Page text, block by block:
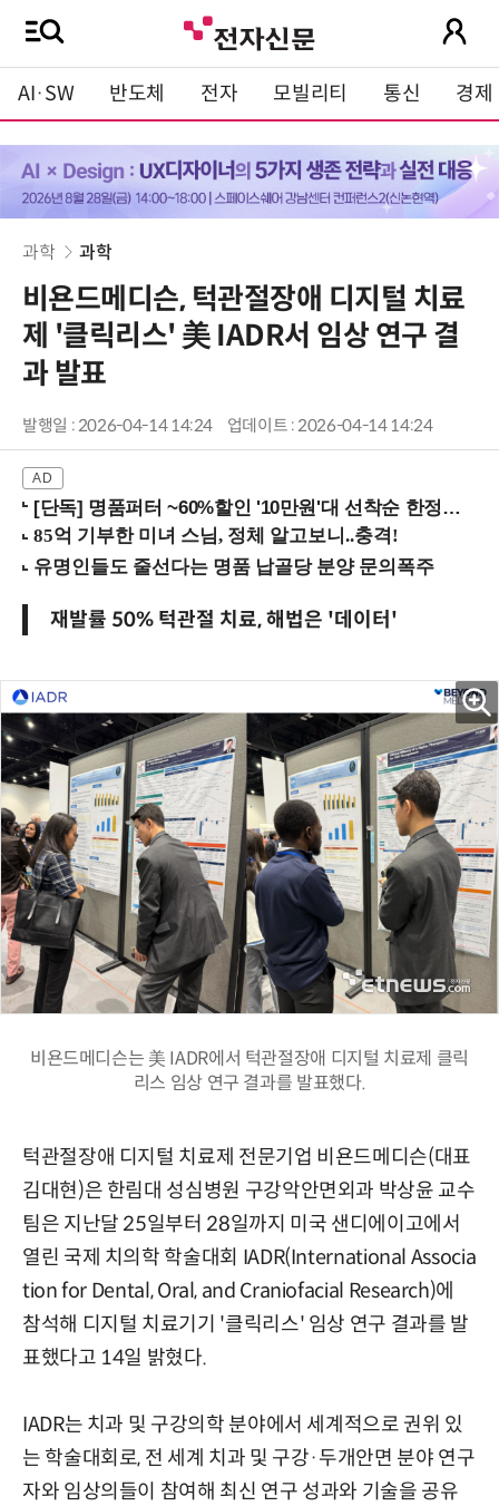
AI·SW 반도체 전자 모빌리티 통신 경제
과학 과학
비욘드메디슨, 턱관절장애 디지털 치료
제 '클릭리스' 美 IADR서 임상 연구 결
과 발표
발행일 : 2026-04-14 14:24 업데이트 : 2026-04-14 14:24
[단독] 명품퍼터 ~60%할인 '10만원'대 선착순 한정판매!
재발률 50% 턱관절 치료, 해법은 '데이터'
비욘드메디슨는 美 IADR에서 턱관절장애 디지털 치료제 클릭
리스 임상 연구 결과를 발표했다.
턱관절장애 디지털 치료제 전문기업 비욘드메디슨(대표
김대현)은 한림대 성심병원 구강악안면외과 박상윤 교수
팀은 지난달 25일부터 28일까지 미국 샌디에이고에서
열린 국제 치의학 학술대회 IADR(International Associa
tion for Dental, Oral, and Craniofacial Research)에
참석해 디지털 치료기기 '클릭리스' 임상 연구 결과를 발
표했다고 14일 밝혔다.
IADR는 치과 및 구강의학 분야에서 세계적으로 권위 있
는 학술대회로, 전 세계 치과 및 구강·두개안면 분야 연구
자와 임상의들이 참여해 최신 연구 성과와 기술을 공유